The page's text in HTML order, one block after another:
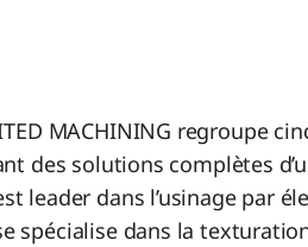
MACHINING regroupe
des solutions complètes
leader dans l’usinage par
spécialise dans la